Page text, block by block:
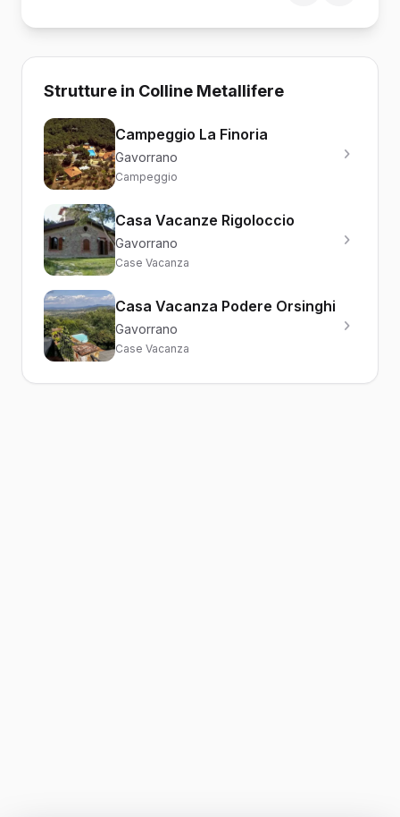
Strutture in Colline Metallifere
Campeggio La Finoria
Gavorrano
Campeggio
Casa Vacanze Rigoloccio
Gavorrano
Case Vacanza
Casa Vacanza Podere Orsinghi
Gavorrano
Case Vacanza